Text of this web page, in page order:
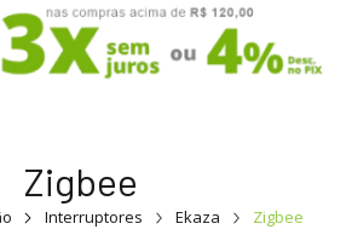
Zigbee
Interruptores Ekaza Zigbee